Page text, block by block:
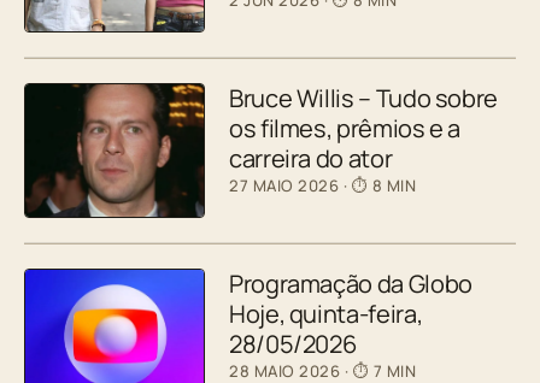
Bruce Willis – Tudo sobre
os filmes, prêmios e a
carreira do ator
27 MAIO 2026 · ⏱ 8 MIN
Programação da Globo
Hoje, quinta-feira,
28/05/2026
28 MAIO 2026 · ⏱ 7 MIN